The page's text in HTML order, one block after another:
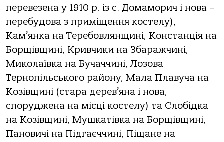
перевезена у 1910 р. із с. Домаморич і нова –
перебудова з приміщення костелу),
Кам’янка на Теребовлянщині, Констанція на
Борщівщині, Кривчики на Збаражчині,
Миколаївка на Бучаччині, Лозова
Тернопільського району, Мала Плавуча на
Козівщині (стара дерев’яна і нова,
споруджена на місці костелу) та Слобідка
на Козівщині, Мушкатівка на Борщівщині,
Пановичі на Підгаєччині, Піщане на